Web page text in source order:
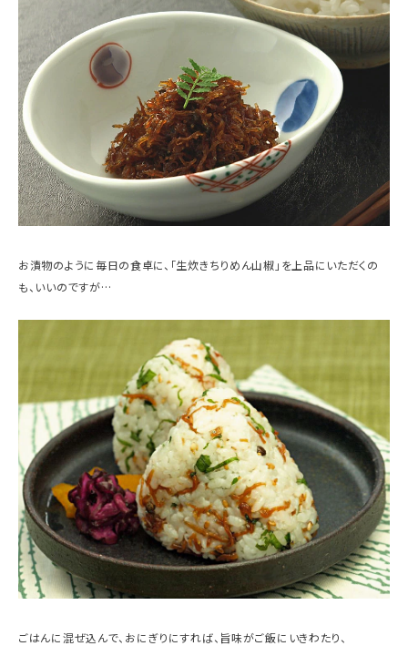
お漬物のように毎日の食卓に、「生炊きちりめん山椒」を上品にいただくの
も、いいのですが…
ごはんに混ぜ込んで、おにぎりにすれば、旨味がご飯にいきわたり、